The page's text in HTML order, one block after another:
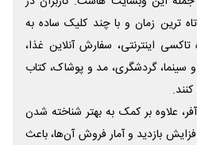
ترین زمان و با چند کلیک ساده به
اینترنتی، سفارش آنلاین غذا،
و سینما، گردشگری، مد و پوشاک، کتاب
علاوه بر کمک به بهتر شناخته شدن
بازدید و آمار فروش آن‌ها، باعث